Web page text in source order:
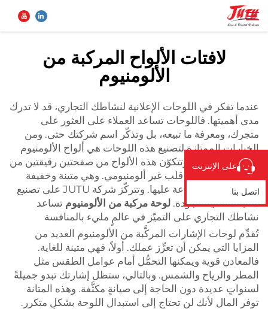
المنتجات
من نحن
تطبيق
الأخبار
اتصل بنا
على الإنترنت
اتصل بنا
لافتات الألواح المركبة من
الألومنيوم
عندما تفكر في اللوحات الإعلانية لنشاطك التجاري، قد لا تدرك
مدى أهميتها. فاللوحات تساعد العملاء على العثور على
متجرك، ومعرفة ما تبيعه، بل وتذكّر اسم شركتك حتى. ومن
الخيارات الممتازة لتصنيع هذه اللوحات هي ألواح الألومنيوم
المركبة (ACPs). وتتكوّن هذه الألواح من صفحتين رقيقتين من
الألومنيوم، وبينهما قلب غير ألومنيومي. وهي متينة وخفيفة
الوزن وسهلة الطباعة عليها. وتتركّز شركة JUTU على تصنيع
منتجات عالية الجودة. لوحة مركبة من الألومنيوم تساعد
نشاطك التجاري على التميّز في عالمٍ مليء بالمنافسة
تُقدِّم لوحات الإشارات المركَّبة من الألومنيوم العديد من
المزايا التي يمكن أن تعزِّز عملك. أولاً، فهي متينة للغاية.
فالمعادن قوية ويمكنها التحمُّل أمام عوامل الطقس مثل
المطر والرياح والشمس. وبالتالي، ستظل إشارتك تبدو جميلةً
لسنواتٍ عديدة دون الحاجة إلى صيانةٍ مكثَّفة. وهذه المتانة
توفر المال لأنك لن تحتاج إلى استبدال اللوحة بشكلٍ متكرر.